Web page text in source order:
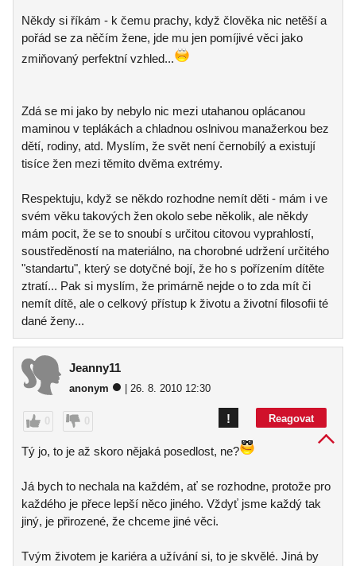
Někdy si říkám - k čemu prachy, když člověka nic netěší a
pořád se za něčím žene, jde mu jen pomíjivé věci jako
zmiňovaný perfektní vzhled...
Zdá se mi jako by nebylo nic mezi utahanou oplácanou
maminou v teplákách a chladnou oslnivou manažerkou bez
dětí, rodiny, atd. Myslím, že svět není černobílý a existují
tisíce žen mezi těmito dvěma extrémy.
Respektuju, když se někdo rozhodne nemít děti - mám i ve
svém věku takových žen okolo sebe několik, ale někdy
mám pocit, že se to snoubí s určitou citovou vyprahlostí,
soustředěností na materiálno, na chorobné udržení určitého
"standartu", který se dotyčné bojí, že ho s pořízením dítěte
ztratí... Pak si myslím, že primárně nejde o to zda mít či
nemít dítě, ale o celkový přístup k životu a životní filosofii té
dané ženy...
Jeanny11
anonym | 26. 8. 2010 12:30
0 0 Reagovat
!
Tý jo, to je až skoro nějaká posedlost, ne?
Já bych to nechala na každém, ať se rozhodne, protože pro
každého je přece lepší něco jiného. Vždyť jsme každý tak
jiný, je přirozené, že chceme jiné věci.
Tvým životem je kariéra a užívání si, to je skvělé. Jiná by